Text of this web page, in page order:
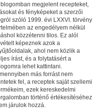
blogomban megjelent recepteket,
és fényképeket a szerzői
szóló 1999. évi LXXVI. törvény
az engedélyem nélkül
közzétenni tilos. Ez alól
képeznek azok a
ahol nem közlik a
írást, és a folytatásért a
lehet kattintani.
más forrást nem
fel, a receptek saját szellemi
ezek kereskedelmi
történő értékesítéséhez
járulok hozzá.